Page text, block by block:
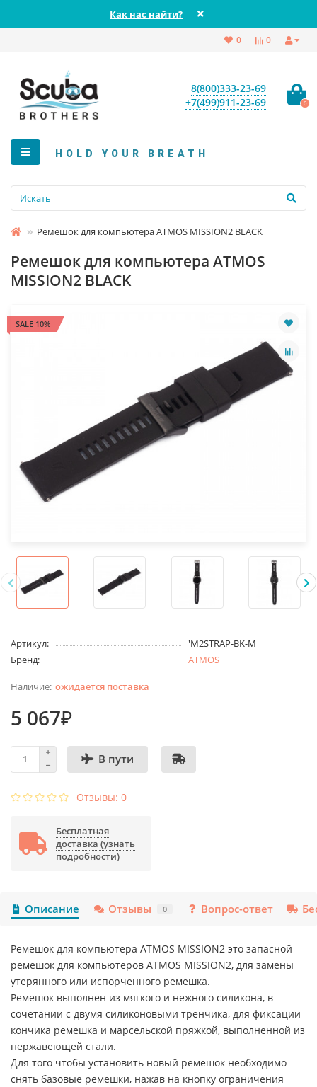
Как нас найти?
0
0
8(800)333-23-69
+7(499)911-23-69
0
HOLD YOUR BREATH
Ремешок для компьютера ATMOS MISSION2 BLACK
Ремешок для компьютера ATMOS
MISSION2 BLACK
SALE 10%
Артикул:
'M2STRAP-BK-M
Бренд:
ATMOS
ожидается поставка
5 067₽
В пути
Отзывы: 0
Бесплатная
доставка (узнать
подробности)
Описание Отзывы 0 Вопрос-ответ
Ремешок для компьютера ATMOS MISSION2 это запасной
ремешок для компьютеров ATMOS MISSION2, для замены
утерянного или испорченного ремешка.
Ремешок выполнен из мягкого и нежного силикона, в
сочетании с двумя силиконовыми тренчика, для фиксации
кончика ремешка и марсельской пряжкой, выполненной из
нержавеющей стали.
Для того чтобы установить новый ремешок необходимо
снять базовые ремешки, нажав на кнопку ограничения